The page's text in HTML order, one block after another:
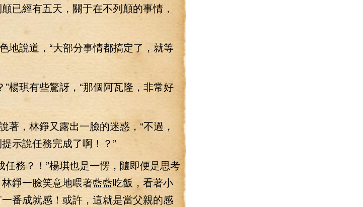
已經有五天，關于在不列顛的事情，
說道，“大部分事情都搞定了，就等
琪有些驚訝，“那個阿瓦隆，非常好
，林錚又露出一臉的迷惑，“不過，
示說任務完成了啊！？”
？！”楊琪也是一愣，隨即便是思考
錚一臉笑意地喂著藍藍吃飯，看著小
番成就感！或許，這就是當父親的感